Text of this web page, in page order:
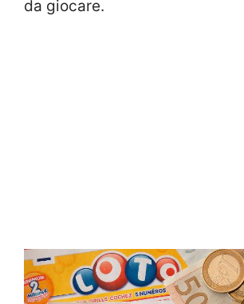
da giocare.